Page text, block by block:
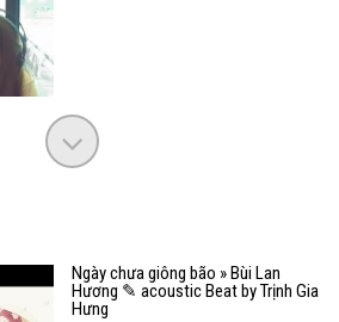
Ngày chưa giông bão » Bùi Lan
Hương ✎ acoustic Beat by Trịnh Gia
Hưng